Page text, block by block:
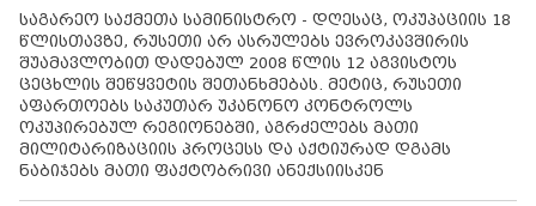
საგარეო საქმეთა სამინისტრო - დღესაც, ოკუპაციის 18
წლისთავზე, რუსეთი არ ასრულებს ევროკავშირის
შუამავლობით დადებულ 2008 წლის 12 აგვისტოს
ცეცხლის შეწყვეტის შეთანხმებას. მეტიც, რუსეთი
აფართოებს საკუთარ უკანონო კონტროლს
ოკუპირებულ რეგიონებში, აგრძელებს მათი
მილიტარიზაციის პროცესს და აქტიურად დგამს
ნაბიჯებს მათი ფაქტობრივი ანექსიისკენ